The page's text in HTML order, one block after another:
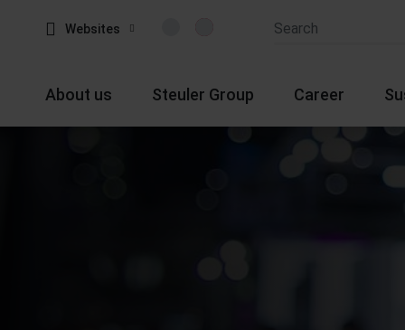
Websites
About us Steuler Group Career